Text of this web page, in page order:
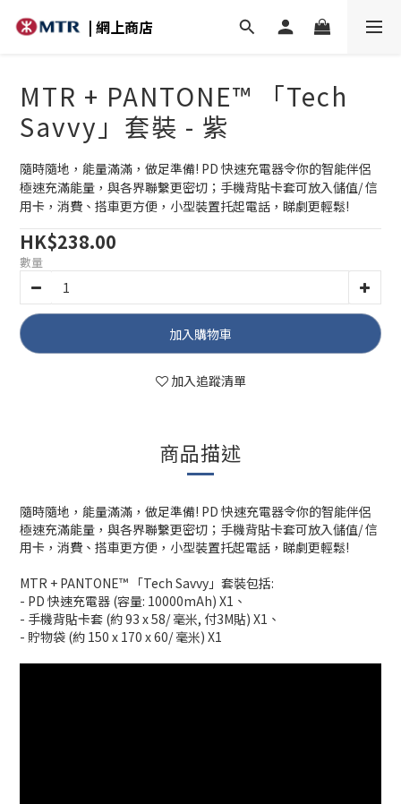
| 網上商店
MTR + PANTONE™ 「Tech
Savvy」套裝 - 紫
隨時隨地，能量滿滿，做足準備! PD 快速充電器令你的智能伴侶
極速充滿能量，與各界聯繫更密切；手機背貼卡套可放入儲值/ 信
用卡，消費、搭車更方便，小型裝置托起電話，睇劇更輕鬆!
HK$238.00
數量
加入購物車
加入追蹤清單
商品描述
隨時隨地，能量滿滿，做足準備! PD 快速充電器令你的智能伴侶
極速充滿能量，與各界聯繫更密切；手機背貼卡套可放入儲值/ 信
用卡，消費、搭車更方便，小型裝置托起電話，睇劇更輕鬆!
MTR + PANTONE™ 「Tech Savvy」套裝包括:
- PD 快速充電器 (容量: 10000mAh) X1、
- 手機背貼卡套 (約 93 x 58/ 毫米, 付3M貼) X1、
- 貯物袋 (約 150 x 170 x 60/ 毫米) X1